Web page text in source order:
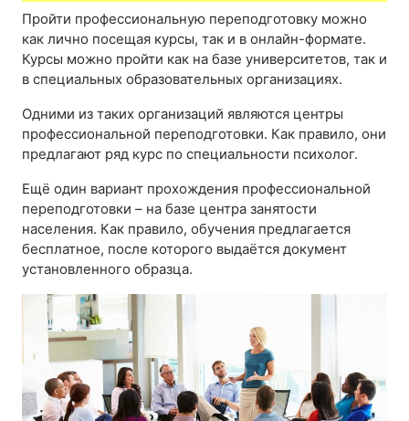
Пройти профессиональную переподготовку можно
как лично посещая курсы, так и в онлайн-формате.
Курсы можно пройти как на базе университетов, так и
в специальных образовательных организациях.
Одними из таких организаций являются центры
профессиональной переподготовки. Как правило, они
предлагают ряд курс по специальности психолог.
Ещё один вариант прохождения профессиональной
переподготовки – на базе центра занятости
населения. Как правило, обучения предлагается
бесплатное, после которого выдаётся документ
установленного образца.